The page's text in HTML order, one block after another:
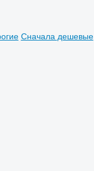
Сначала дешевые